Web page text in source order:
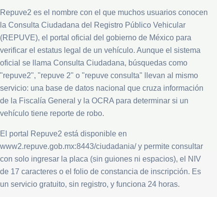
Repuve2 es el nombre con el que muchos usuarios conocen
la Consulta Ciudadana del Registro Público Vehicular
(REPUVE), el portal oficial del gobierno de México para
verificar el estatus legal de un vehículo. Aunque el sistema
oficial se llama Consulta Ciudadana, búsquedas como
"repuve2", "repuve 2" o "repuve consulta" llevan al mismo
servicio: una base de datos nacional que cruza información
de la Fiscalía General y la OCRA para determinar si un
vehículo tiene reporte de robo.
El portal Repuve2 está disponible en
www2.repuve.gob.mx:8443/ciudadania/ y permite consultar
con solo ingresar la placa (sin guiones ni espacios), el NIV
de 17 caracteres o el folio de constancia de inscripción. Es
un servicio gratuito, sin registro, y funciona 24 horas.